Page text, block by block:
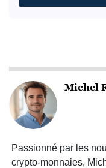
Michel
Passionné par les
crypto-monnaies,